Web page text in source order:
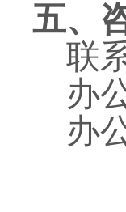
五、
联
办
办